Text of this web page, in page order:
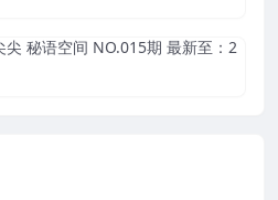
尖 秘语空间 NO.015期 最新至：2